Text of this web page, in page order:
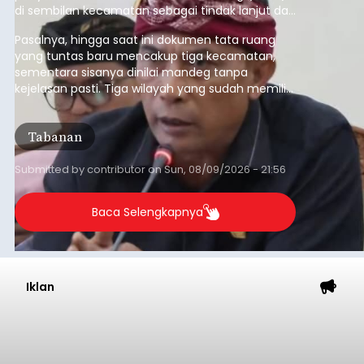
di sembilan kecamatan sebagai tindak lanjut dari
pelaksanaan RTRW.
Pasalnya, hingga saat ini dokumen tata ruang
yang tuntas baru mencakup tiga kecamatan,
sementara sisanya dinilai mandeg tanpa
kejelasan pasti. Tiga wilayah yang sudah memiliki
RDTR tersebut meliputi Kecamatan Kediri,
Tabanan, dan Selemadeg Barat.
Tabanan
Submitted bycontributoronSun, 08/09/2026 - 21:56
Baca Selengkapnya
Iklan